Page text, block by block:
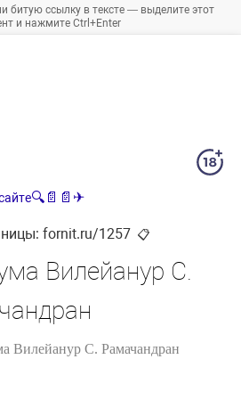
битую ссылку в тексте — выделите этот
и нажмите Ctrl+Enter
🔍 📄 📄 ✈
fornit.ru/1257 📋
Вилейанур С.
Вилейанур С. Рамачандран